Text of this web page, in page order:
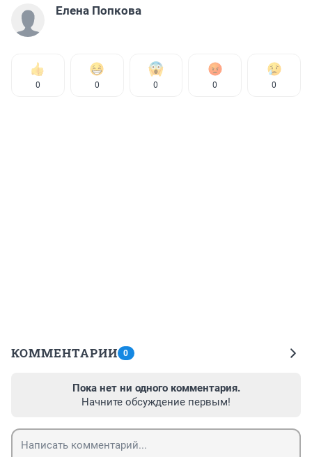
Елена Попкова
0 0 0 0 0
КОММЕНТАРИИ 0
Пока нет ни одного комментария.
Начните обсуждение первым!